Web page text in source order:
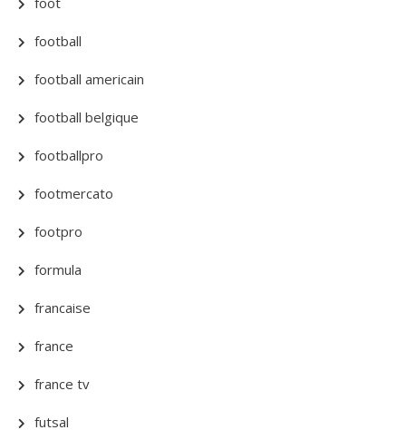
football
football americain
football belgique
footballpro
footmercato
footpro
formula
francaise
france
france tv
futsal